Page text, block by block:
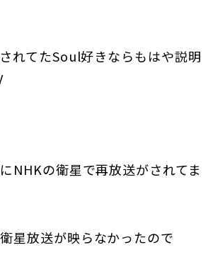
れてたSoul好きならもはや説明
NHKの衛星で再放送がされてま
星放送が映らなかったので